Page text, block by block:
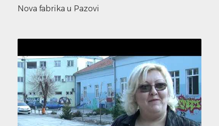
Nova fabrika u Pazovi